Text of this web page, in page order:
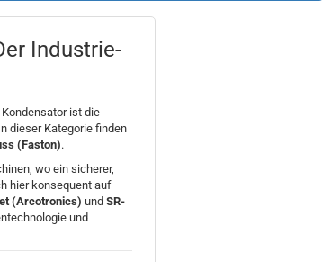
Industrie-
ist die
dieser Kategorie finden
(Faston).
wo ein sicherer,
hier konsequent auf
(Arcotronics) und SR-
und